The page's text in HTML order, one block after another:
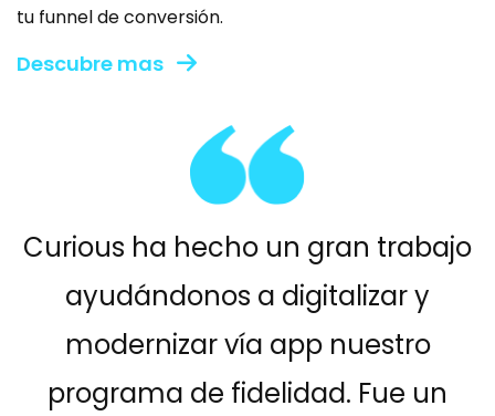
tu funnel de conversión.
Descubre mas
Curious ha hecho un gran trabajo
ayudándonos a digitalizar y
modernizar vía app nuestro
programa de fidelidad. Fue un